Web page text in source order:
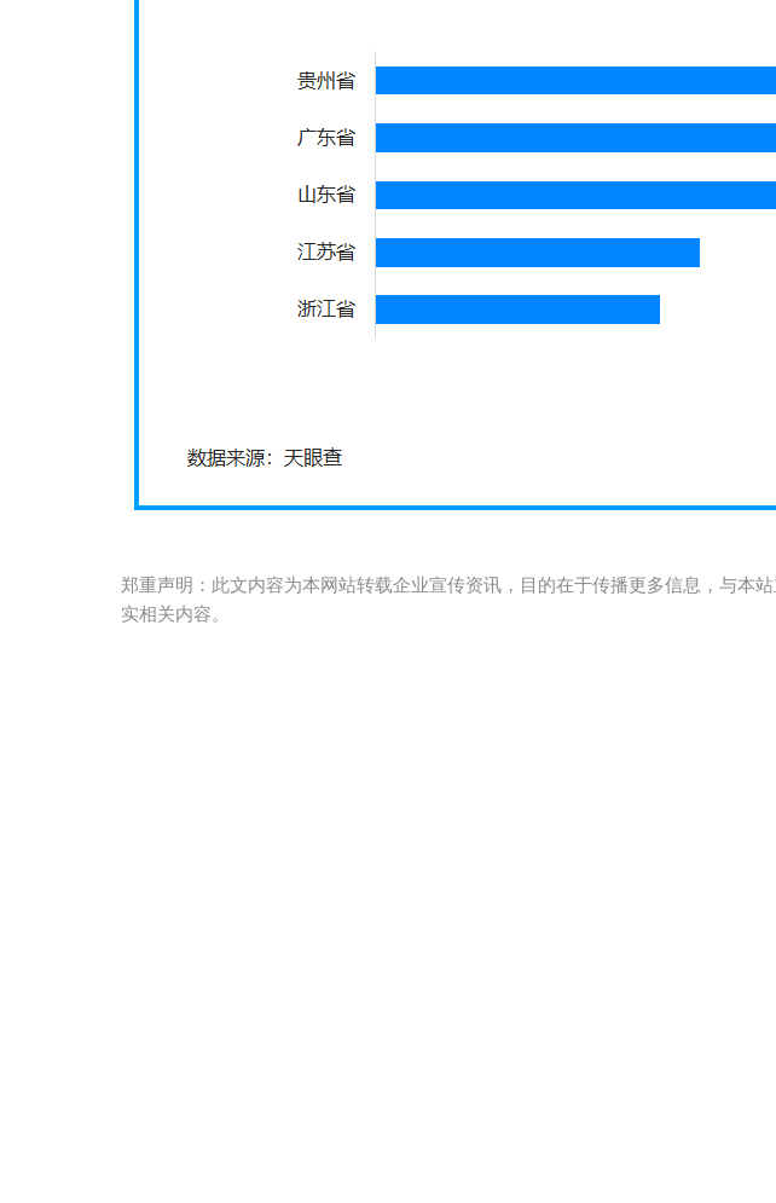
郑重声明：此文内容为本网站转载企业宣传资讯，目的在于传播更多信息，与本
实相关内容。